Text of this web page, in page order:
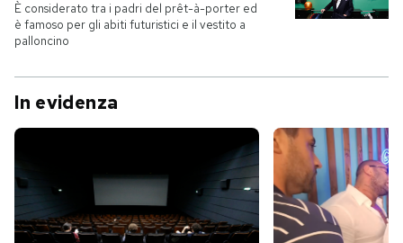
È considerato tra i padri del prêt-à-porter ed
è famoso per gli abiti futuristici e il vestito a
palloncino
In evidenza